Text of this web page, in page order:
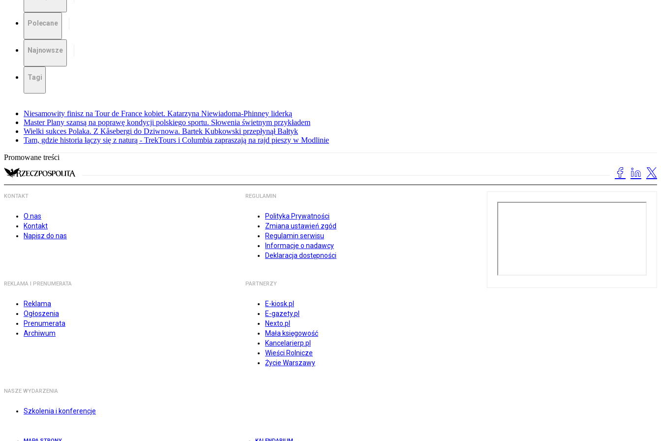
Polecane
Najnowsze
Tagi
Niesamowity finisz na Tour de France kobiet. Katarzyna Niewiadoma-Phinney liderką
Master Plany szansą na poprawę kondycji polskiego sportu. Słowenia świetnym przykładem
Wielki sukces Polaka. Z Kåsebergi do Dziwnowa. Bartek Kubkowski przepłynął Bałtyk
Tam, gdzie historia łączy się z naturą - TrekTours i Columbia zapraszają na rajd pieszy w Modlinie
Promowane treści
KONTAKT
O nas
Kontakt
Napisz do nas
REGULAMIN
Polityka Prywatności
Zmiana ustawień zgód
Regulamin serwisu
Informacje o nadawcy
Deklaracja dostępności
REKLAMA I PRENUMERATA
Reklama
Ogłoszenia
Prenumerata
Archiwum
PARTNERZY
E-kiosk.pl
E-gazety.pl
Nexto.pl
Mała księgowość
Kancelarierp.pl
Wieści Rolnicze
Życie Warszawy
NASZE WYDARZENIA
Szkolenia i konferencje